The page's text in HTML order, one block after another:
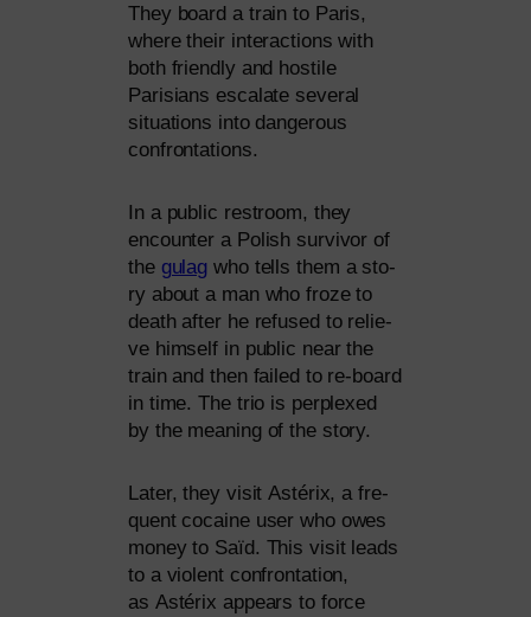
They board a train to Paris,
whe­re their inter­ac­tions with
both fri­end­ly and hosti­le
Parisians esca­la­te seve­ral
situa­tions into dan­ge­rous
confrontations.
In a public rest­room, they
encoun­ter a Polish sur­vi­vor of
the gulag who tells them a sto­
ry about a man who fro­ze to
death after he refu­sed to reli­e­
ve hims­elf in public near the
train and then fai­led to re-board
in time. The trio is per­ple­xed
by the mea­ning of the story.
Later, they visit Astérix, a fre­
quent coca­i­ne user who owes
money to Saïd. This visit leads
to a vio­lent con­fron­ta­ti­on,
as Astérix appears to force